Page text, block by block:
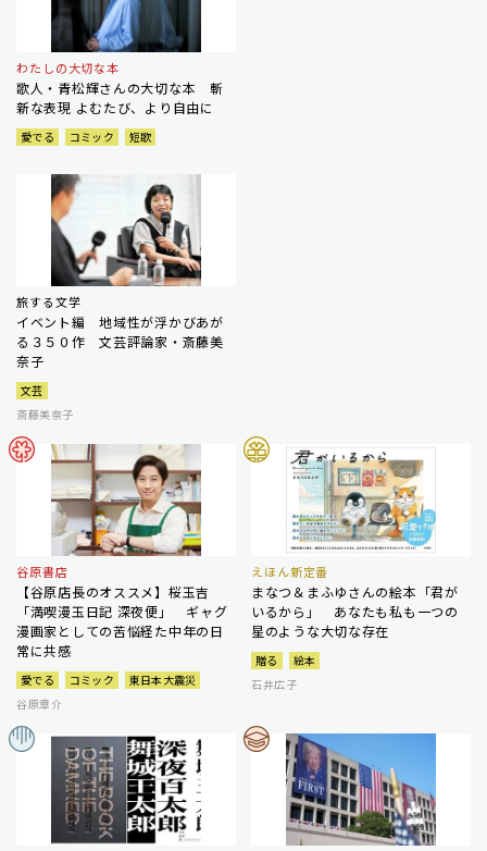
わたしの大切な本
歌人・青松輝さんの大切な本 斬
新な表現 よむたび、より自由に
愛でる コミック 短歌
旅する文学
イベント編 地域性が浮かびあが
る３５０作 文芸評論家・斎藤美
奈子
文芸
斎藤美奈子
谷原書店
【谷原店長のオススメ】桜玉吉
「満喫漫玉日記 深夜便」 ギャグ
漫画家としての苦悩経た中年の日
常に共感
愛でる コミック
東日本大震災
谷原章介
えほん新定番
まなつ＆まふゆさんの絵本「君が
いるから」 あなたも私も一つの
星のような大切な存在
贈る
絵本
石井広子